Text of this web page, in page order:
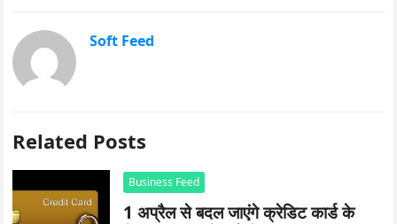
Soft Feed
Related Posts
Business Feed
1 अप्रैल से बदल जाएंगे क्रेडिट कार्ड के